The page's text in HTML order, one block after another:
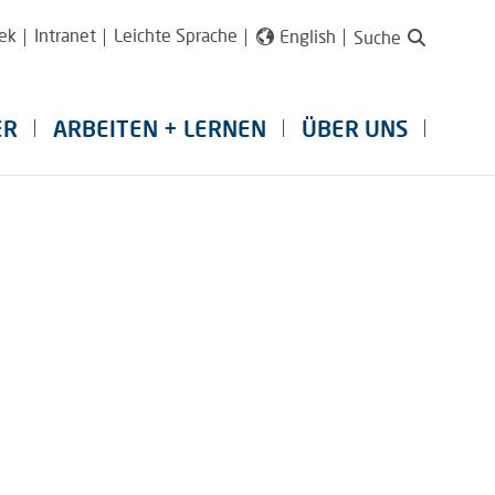
Intranet Leichte Sprache English Suche
ARBEITEN + LERNEN ÜBER UNS